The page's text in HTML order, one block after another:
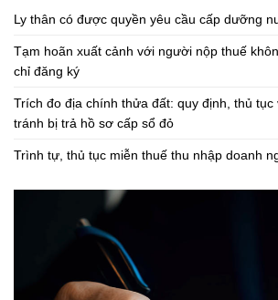
Ly thân có được quyền yêu cầu cấp dưỡng
Tạm hoãn xuất cảnh với người nộp thuế
chỉ đăng ký
Trích đo địa chính thửa đất: quy định, thủ tục
tránh bị trả hồ sơ cấp sổ đỏ
Trình tự, thủ tục miễn thuế thu nhập doanh